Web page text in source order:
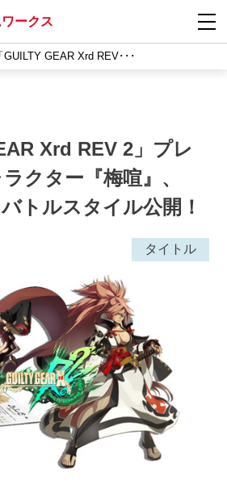
ークス
「GUILTY GEAR Xrd REV･･･
Xrd REV 2」プレ
クター『梅喧』、
バトルスタイル公開！
タイトル